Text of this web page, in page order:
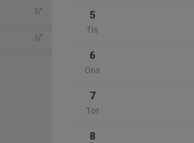
5
Tis
6
Ons
7
Tor
8